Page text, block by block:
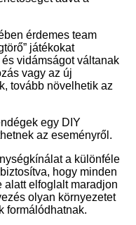
érdemes team
játékokat
vidámságot váltanak
vagy az új
tovább növelhetik az
egy DIY
az eseményről.
a különféle
hogy minden
elfoglalt maradjon
olyan környezetet
formálódhatnak.